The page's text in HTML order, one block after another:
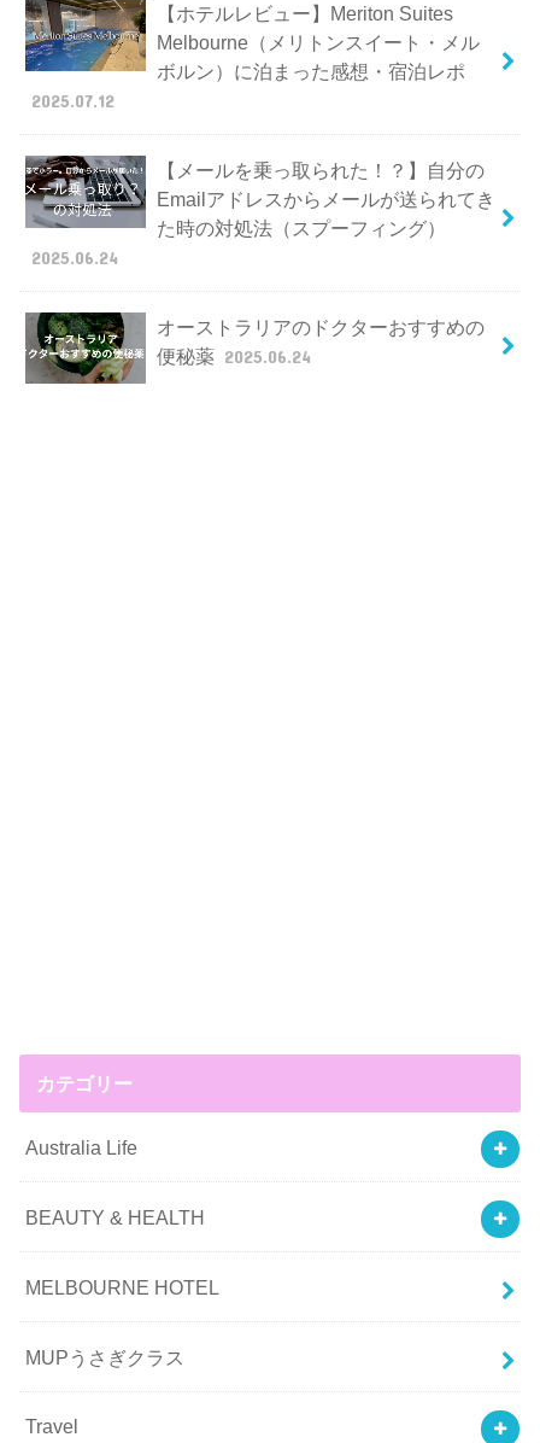
【ホテルレビュー】Meriton Suites
Melbourne（メリトンスイート・メル
ボルン）に泊まった感想・宿泊レポ
2025.07.12
【メールを乗っ取られた！？】自分の
Emailアドレスからメールが送られてき
た時の対処法（スプーフィング）
2025.06.24
オーストラリアのドクターおすすめの
便秘薬 2025.06.24
カテゴリー
Australia Life
BEAUTY & HEALTH
MELBOURNE HOTEL
MUPうさぎクラス
Travel